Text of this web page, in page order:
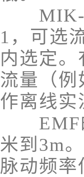
MIK-
1，可选
内选定
流量（例
作离线实
EMF的
米到3m
脉动频